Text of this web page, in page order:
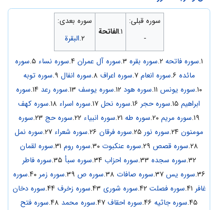
سوره قبلی:
-
۱.الفاتحة
سوره بعدی:
۲. البقرة
۱. سوره فاتحه سوره بقره سوره آل عمران سوره نساء
سوره
مائده
سوره انعام ۷. سوره اعراف سوره انفال
سوره توبه
۱۰. سوره یونس سوره هود سوره یوسف سوره رعد
سوره
ابراهیم
سوره حجر سوره نحل سوره اسراء
سوره کهف
۱۹. سوره مریم سوره طه سوره انبیاء سوره حج
سوره
مومنون
سوره نور سوره فرقان سوره شعراء
سوره نمل
۲۸. سوره قصص سوره عنکبوت سوره روم
سوره لقمان
۳۲. سوره سجده سوره احزاب ۳۴. سوره سبأ ۳۵.
سوره فاطر
۳۶. سوره یس ۳۷. سوره صافات سوره ص سوره زمر ۴۰.
سوره
غافر
سوره فصلت ۴۲. سوره شوری سوره زخرف ۴۴.
سوره دخان
۴۵. سوره جاثیه سوره احقاف سوره محمد
سوره فتح